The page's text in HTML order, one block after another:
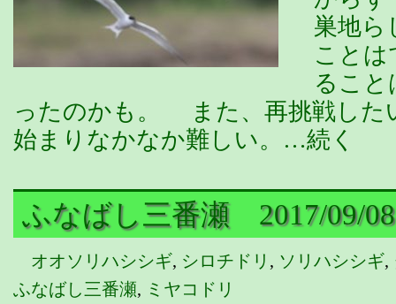
巣地ら
ことは
ること
ったのかも。 また、再挑戦した
始まりなかなか難しい。…続く
ふなばし三番瀬 2017/09/08
オオソリハシシギ, シロチドリ , ソリハシシギ,
ふなばし三番瀬, ミヤコドリ